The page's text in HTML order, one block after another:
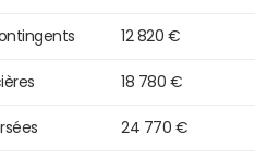
12 820 €
18 780 €
24 770 €